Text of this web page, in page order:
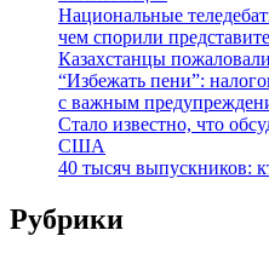
Национальные
чем спорили
Казахстанцы
“Избежать пени”:
с важным
Стало известно, что
США
40 тысяч выпускников:
Рубрики